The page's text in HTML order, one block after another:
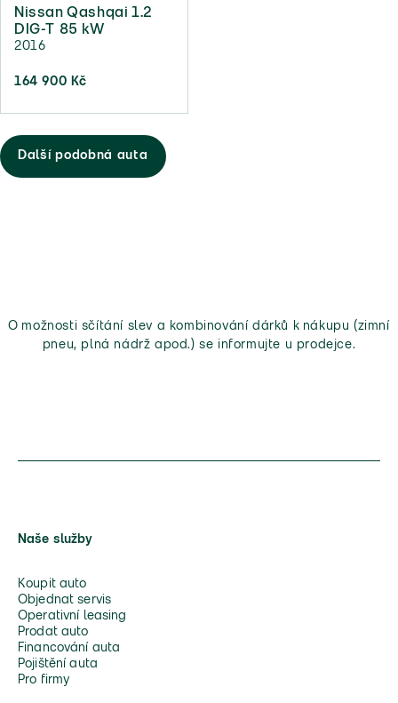
Nissan Qashqai 1.2
DIG-T 85 kW
2016
164 900 Kč
Další podobná auta
O možnosti sčítání slev a kombinování dárků k nákupu (zimní
pneu, plná nádrž apod.) se informujte u prodejce.
Naše služby
Koupit auto
Objednat servis
Operativní leasing
Prodat auto
Financování auta
Pojištění auta
Pro firmy